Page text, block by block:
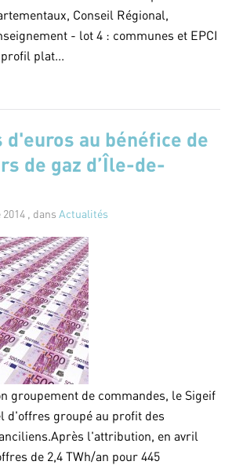
Conseil Régional,
- lot 4 : communes et EPCI
plat...
au bénéfice de
de gaz d’Île-de-
, dans Actualités
groupement de commandes, le Sigeif
d'offres groupé au profit des
l'attribution, en avril
de 2,4 TWh/an pour 445